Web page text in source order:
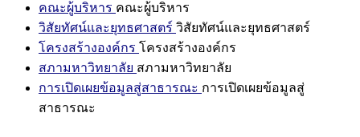
คณะผู้บริหาร คณะผู้บริหาร
วิสัยทัศน์และยุทธศาสตร์ วิสัยทัศน์และยุทธศาสตร์
โครงสร้างองค์กร โครงสร้างองค์กร
สภามหาวิทยาลัย สภามหาวิทยาลัย
การเปิดเผยข้อมูลสู่สาธารณะ การเปิดเผยข้อมูลสู่
สาธารณะ